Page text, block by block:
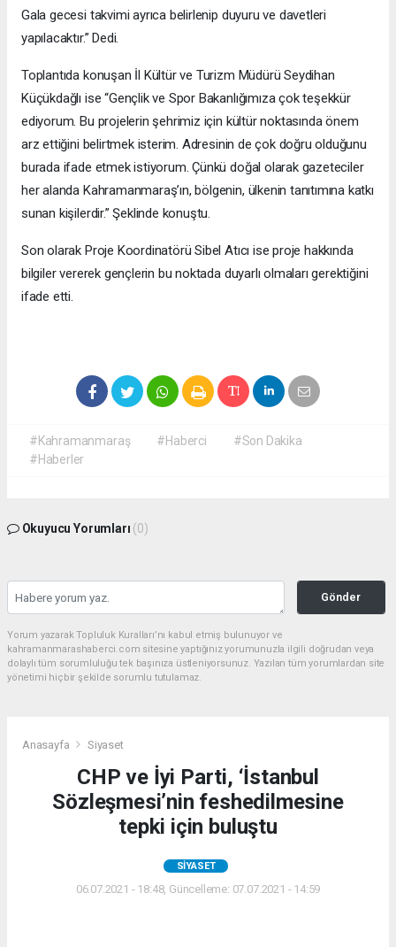
Gala gecesi takvimi ayrıca belirlenip duyuru ve davetleri
yapılacaktır.” Dedi.
Toplantıda konuşan İl Kültür ve Turizm Müdürü Seydihan
Küçükdağlı ise “Gençlik ve Spor Bakanlığımıza çok teşekkür
ediyorum. Bu projelerin şehrimiz için kültür noktasında önem
arz ettiğini belirtmek isterim. Adresinin de çok doğru olduğunu
burada ifade etmek istiyorum. Çünkü doğal olarak gazeteciler
her alanda Kahramanmaraş’ın, bölgenin, ülkenin tanıtımına katkı
sunan kişilerdir.” Şeklinde konuştu.
Son olarak Proje Koordinatörü Sibel Atıcı ise proje hakkında
bilgiler vererek gençlerin bu noktada duyarlı olmaları gerektiğini
ifade etti.
#Kahramanmaraş #Haberci
#Son Dakika
#Haberler
Okuyucu Yorumları (0)
Gönder
Yorum yazarak Topluluk Kuralları’nı kabul etmiş bulunuyor ve
kahramanmarashaberci.com sitesine yaptığınız yorumunuzla ilgili doğrudan veya
dolaylı tüm sorumluluğu tek başınıza üstleniyorsunuz. Yazılan tüm yorumlardan site
yönetimi hiçbir şekilde sorumlu tutulamaz.
Anasayfa Siyaset
CHP ve İyi Parti, ‘İstanbul
Sözleşmesi’nin feshedilmesine
tepki için buluştu
SIYASET
06.07.2021 - 18:48, Güncelleme: 07.07.2021 - 14:59